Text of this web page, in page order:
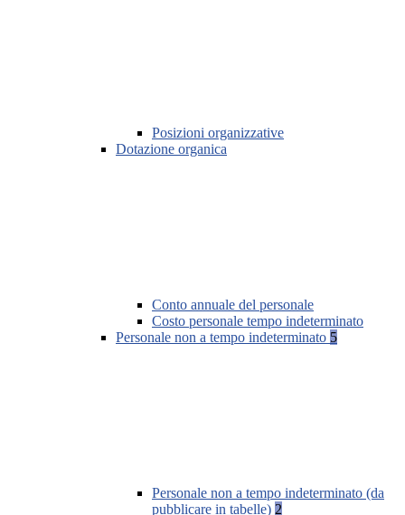
Posizioni organizzative
Dotazione organica
Conto annuale del personale
Costo personale tempo indeterminato
Personale non a tempo indeterminato 5
Personale non a tempo indeterminato (da
pubblicare in tabelle) 2